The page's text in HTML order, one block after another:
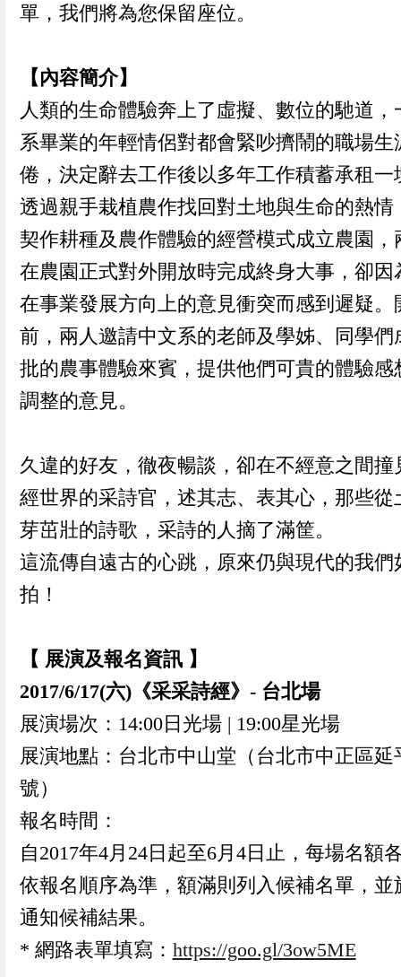
單，我們將為您保留座位。
【內容簡介】
人類的生命體驗奔上了虛擬、數位的馳道，
系畢業的年輕情侶對都會緊吵擠鬧的職場生
倦，決定辭去工作後以多年工作積蓄承租一
透過親手栽植農作找回對土地與生命的熱情
契作耕種及農作體驗的經營模式成立農園，
在農園正式對外開放時完成終身大事，卻因
在事業發展方向上的意見衝突而感到遲疑。
前，兩人邀請中文系的老師及學姊、同學們
批的農事體驗來賓，提供他們可貴的體驗感
調整的意見。
久違的好友，徹夜暢談，卻在不經意之間撞
經世界的采詩官，述其志、表其心，那些從
芽茁壯的詩歌，采詩的人摘了滿筐。
這流傳自遠古的心跳，原來仍與現代的我們
拍！
【 展演及報名資訊 】
2017/6/17(六)《采采詩經》 - 台北場
展演場次：14:00日光場 | 19:00星光場
展演地點：台北市中山堂（台北市中正區延
號）
報名時間：
自2017年4月24日起至6月4日止，每場名額
依報名順序為準，額滿則列入候補名單，並
通知候補結果。
* 網路表單填寫： https://goo.gl/3ow5ME